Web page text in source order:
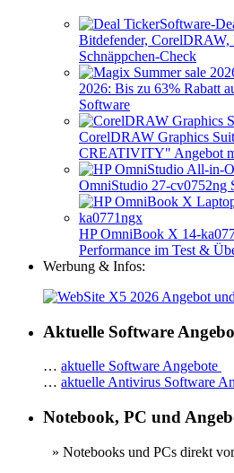
Software-
Bitdefender,
Schnäppchen-Check
2026: Bis zu 63% Rabatt
Software
CorelDRAW Graphics
CREATIVITY" Angebot
OmniStudio 27-cv0752ng
HP OmniBook X 14-
Performance im Test &
Werbung & Infos:
Aktuelle Software
… aktuelle Software Angebote
… aktuelle Antivirus Software
Notebook, PC und
» Notebooks und PCs direkt